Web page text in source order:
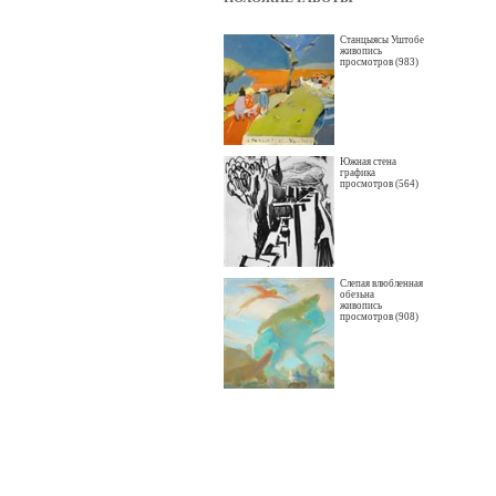
Станцыясы Уштобе
живопись
просмотров (983)
Южная стена
графика
просмотров (564)
Слепая влюбленная
обезьна
живопись
просмотров (908)